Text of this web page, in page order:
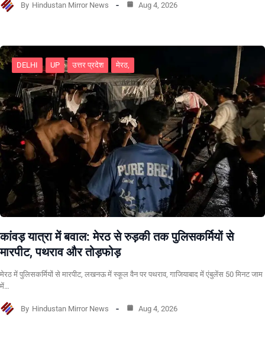
By Hindustan Mirror News Aug 4, 2026
DELHI UP उत्तर प्रदेश मेरठ,
कांवड़ यात्रा में बवाल: मेरठ से रुड़की तक पुलिसकर्मियों से
मारपीट, पथराव और तोड़फोड़
मेरठ में पुलिसकर्मियों से मारपीट, लखनऊ में स्कूल वैन पर पथराव, गाजियाबाद में एंबुलेंस 50 मिनट जाम
में…
By Hindustan Mirror News Aug 4, 2026